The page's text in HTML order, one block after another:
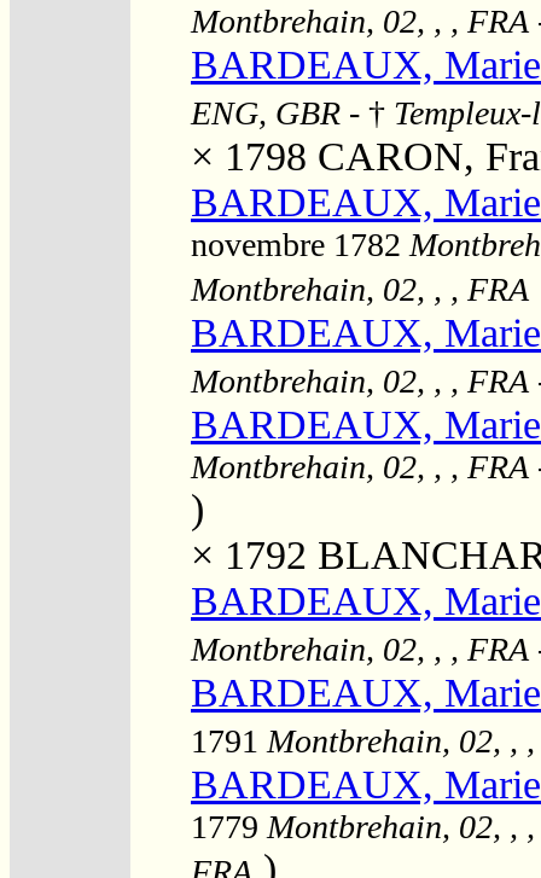
Montbrehain, 02, , , FRA
BARDEAUX, Marie
ENG, GBR - †
× 1798 CARON,
BARDEAUX,
novembre 1782
Montbrehain, 02, , , FRA
BARDEAUX,
Montbrehain, 02, , , FRA
BARDEAUX,
Montbrehain, 02, , , FRA
)
× 1792
BARDEAUX,
Montbrehain, 02, , , FRA
BARDEAUX, Marie
1791 Montbrehain, 02, ,
BARDEAUX, Marie
1779 Montbrehain, 02, ,
)